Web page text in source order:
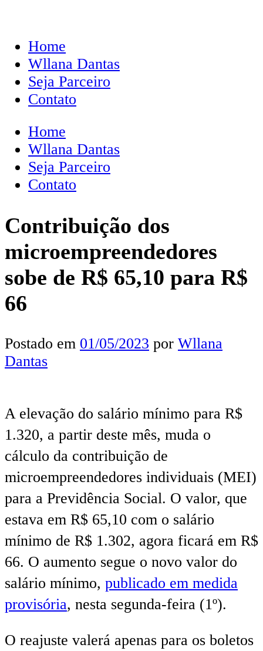
Home
Wllana Dantas
Seja Parceiro
Contato
Home
Wllana Dantas
Seja Parceiro
Contato
Contribuição dos
microempreendedores
sobe de R$ 65,10 para R$
66
Postado em 01/05/2023 por Wllana
Dantas
A elevação do salário mínimo para R$
1.320, a partir deste mês, muda o
cálculo da contribuição de
microempreendedores individuais (MEI)
para a Previdência Social. O valor, que
estava em R$ 65,10 com o salário
mínimo de R$ 1.302, agora ficará em R$
66. O aumento segue o novo valor do
salário mínimo, publicado em medida
provisória, nesta segunda-feira (1º).
O reajuste valerá apenas para os boletos